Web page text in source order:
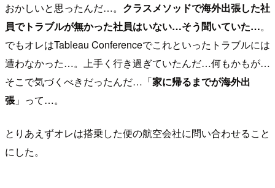
おかしいと思ったんだ…。 クラスメソッドで海外出張した社
員でトラブルが無かった社員はいない…そう聞いていた…。
でもオレはTableau Conferenceでこれといったトラブルには
遭わなかった…。上手く行き過ぎていたんだ…何もかもが…
そこで気づくべきだったんだ…「家に帰るまでが海外出
張」って…。
とりあえずオレは搭乗した便の航空会社に問い合わせること
にした。